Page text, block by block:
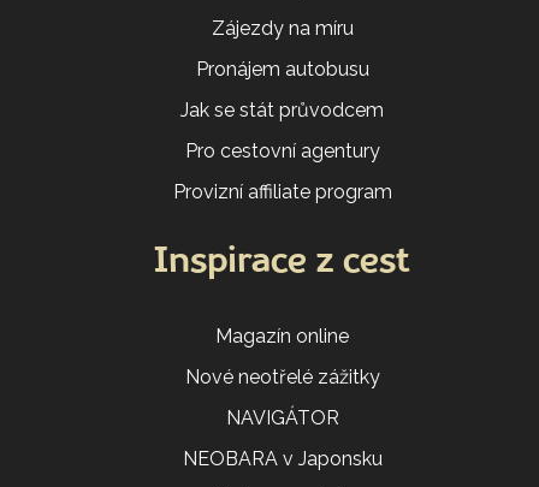
Zájezdy na míru
Pronájem autobusu
Jak se stát průvodcem
Pro cestovní agentury
Provizní affiliate program
Inspirace z cest
Magazín online
Nové neotřelé zážitky
NAVIGÁTOR
NEOBARA v Japonsku